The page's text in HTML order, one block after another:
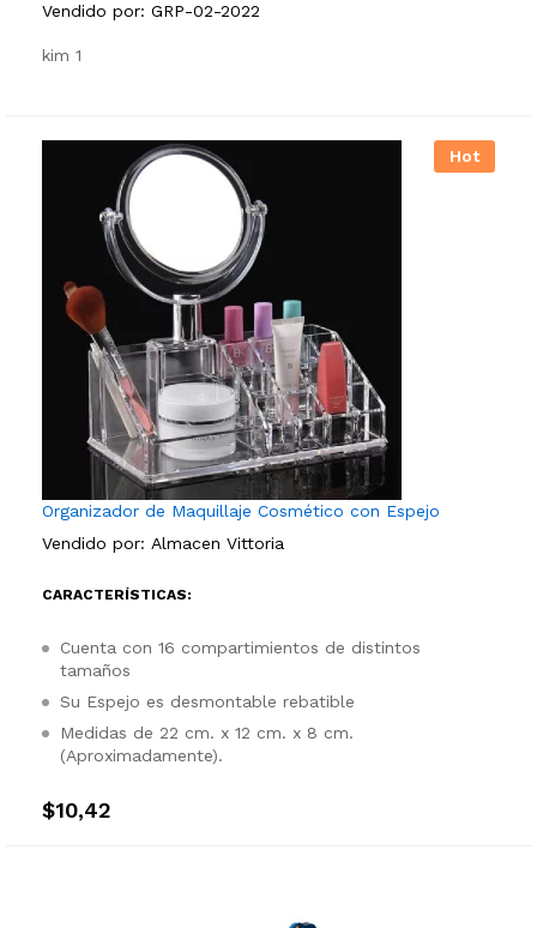
Vendido por: GRP-02-2022
kim 1
Hot
Organizador de Maquillaje Cosmético con Espejo
Vendido por: Almacen Vittoria
CARACTERÍSTICAS:
Cuenta con 16 compartimientos de distintos
tamaños
Su Espejo es desmontable rebatible
Medidas de 22 cm. x 12 cm. x 8 cm.
(Aproximadamente).
$10,42